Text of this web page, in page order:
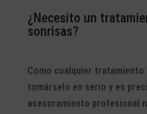
¿Necesito un
sonrisas?
Como cualquier tratamiento
tomárselo en serio y es
asesoramiento profesional